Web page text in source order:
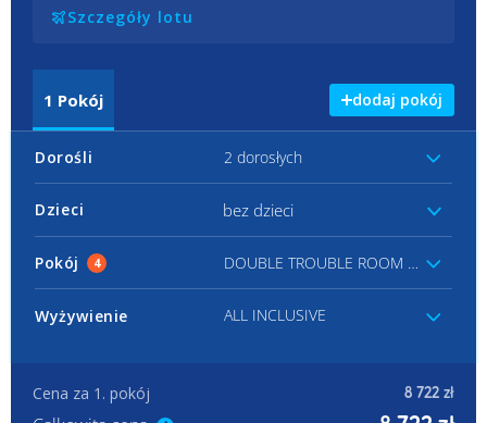
Szczegóły lotu
1 Pokój dodaj pokój
Dorośli 2 dorosłych
Dzieci bez dzieci
Pokój 4 DOUBLE TROUBLE ROOM GV/PV
Wyżywienie ALL INCLUSIVE
Cena za 1. pokój 8 722 zł